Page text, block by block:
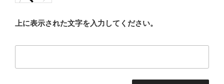
上に表示された文字を入力してください。